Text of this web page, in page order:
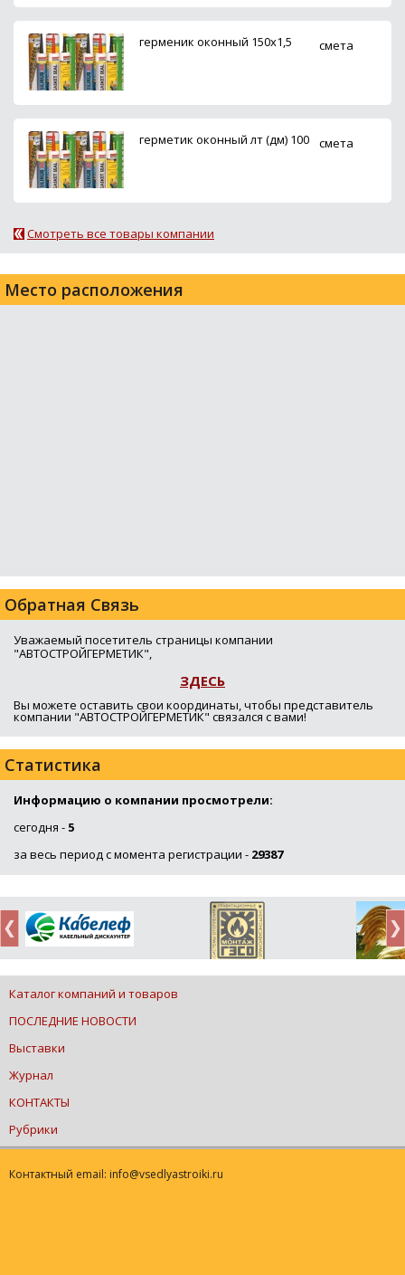
герменик оконный 150х1,5 смета
герметик оконный лт (дм) 100 смета
Смотреть все товары компании
Место расположения
Обратная Связь
Уважаемый посетитель страницы компании
"АВТОСТРОЙГЕРМЕТИК",
ЗДЕСЬ
Вы можете оставить свои координаты, чтобы представитель
компании "АВТОСТРОЙГЕРМЕТИК" связался с вами!
Статистика
Информацию о компании просмотрели:
сегодня - 5
за весь период с момента регистрации - 29387
Каталог компаний и товаров
ПОСЛЕДНИЕ НОВОСТИ
Выставки
Журнал
КОНТАКТЫ
Рубрики
Контактный email: info@vsedlyastroiki.ru